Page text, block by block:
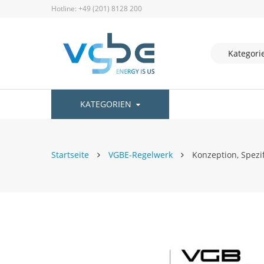
Hotline: +49 (201) 8128 200
KATEGORIEN
Startseite VGBE-Regelwerk Konzeption,